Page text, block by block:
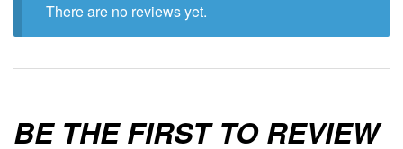
There are no reviews yet.
BE THE FIRST TO REVIEW